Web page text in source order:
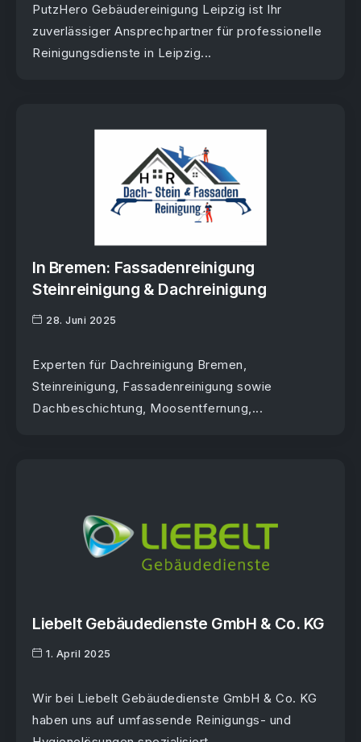
PutzHero Gebäudereinigung Leipzig ist Ihr
zuverlässiger Ansprechpartner für professionelle
Reinigungsdienste in Leipzig...
In Bremen: Fassadenreinigung
Steinreinigung & Dachreinigung
28. Juni 2025
Experten für Dachreinigung Bremen,
Steinreinigung, Fassadenreinigung sowie
Dachbeschichtung, Moosentfernung,...
Liebelt Gebäudedienste GmbH & Co. KG
1. April 2025
Wir bei Liebelt Gebäudedienste GmbH & Co. KG
haben uns auf umfassende Reinigungs- und